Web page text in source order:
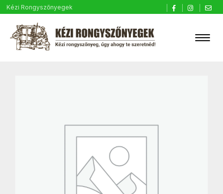
Kézi Rongyszőnyegek